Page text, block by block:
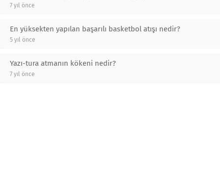
7 yıl önce
En yüksekten yapılan başarılı basketbol atışı nedir?
5 yıl önce
Yazı-tura atmanın kökeni nedir?
7 yıl önce